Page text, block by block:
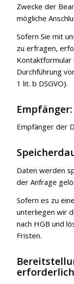
Zwecke der
mögliche
Sofern Sie mit
zu erfragen,
Kontaktformular
Durchführung
1 lit. b DSGVO).
Empfänger:
Empfänger der
Daten werden
der Anfrage
Sofern es zu
unterliegen wir
nach HGB und
Fristen.